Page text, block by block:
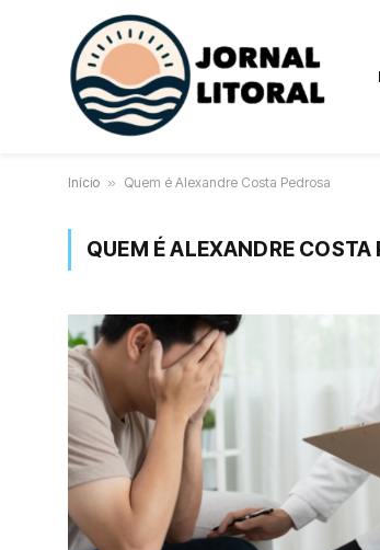
Início » Quem é Alexandre Costa Pedrosa
QUEM É ALEXANDRE COSTA